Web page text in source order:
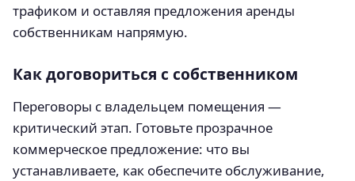
трафиком и оставляя предложения аренды
собственникам напрямую.
Как договориться с собственником
Переговоры с владельцем помещения —
критический этап. Готовьте прозрачное
коммерческое предложение: что вы
устанавливаете, как обеспечите обслуживание,